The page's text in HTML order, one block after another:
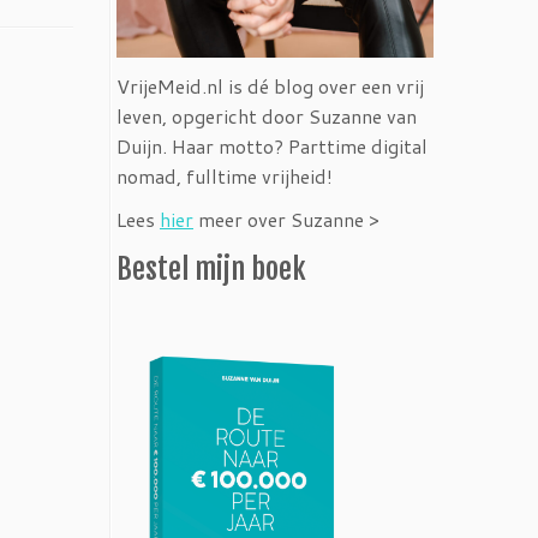
VrijeMeid.nl is dé blog over een vrij
leven, opgericht door Suzanne van
Duijn. Haar motto? Parttime digital
nomad, fulltime vrijheid!
Lees hier meer over Suzanne >
Bestel mijn boek